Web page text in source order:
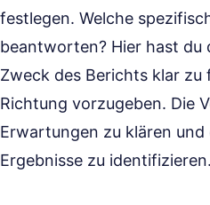
festlegen. Welche
beantworten? Hier hast du
Zweck des Berichts klar
Richtung vorzugeben. Die
Erwartungen zu klären
Ergebnisse zu identifizieren.